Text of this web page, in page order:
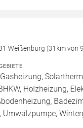
Weißenburg (31km von
Holzheizung,
Umwälzpumpe,